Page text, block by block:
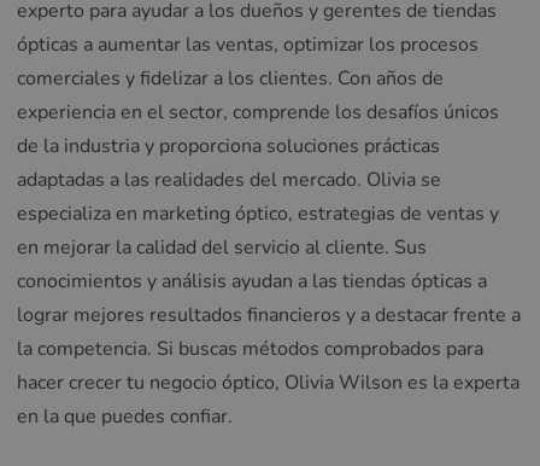
experto para ayudar a los dueños y gerentes de tiendas
ópticas a aumentar las ventas, optimizar los procesos
comerciales y fidelizar a los clientes. Con años de
experiencia en el sector, comprende los desafíos únicos
de la industria y proporciona soluciones prácticas
adaptadas a las realidades del mercado. Olivia se
especializa en marketing óptico, estrategias de ventas y
en mejorar la calidad del servicio al cliente. Sus
conocimientos y análisis ayudan a las tiendas ópticas a
lograr mejores resultados financieros y a destacar frente a
la competencia. Si buscas métodos comprobados para
hacer crecer tu negocio óptico, Olivia Wilson es la experta
en la que puedes confiar.